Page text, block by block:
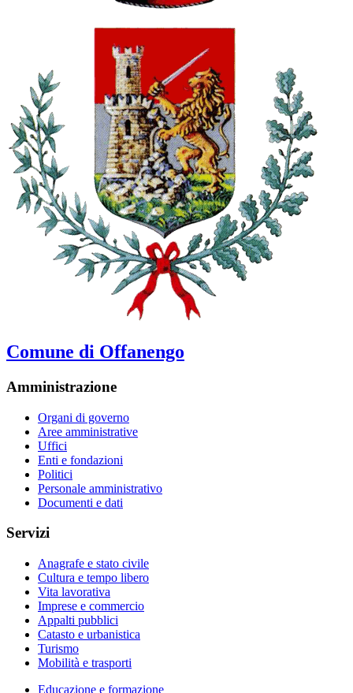
Comune di Offanengo
Amministrazione
Organi di governo
Aree amministrative
Uffici
Enti e fondazioni
Politici
Personale amministrativo
Documenti e dati
Servizi
Anagrafe e stato civile
Cultura e tempo libero
Vita lavorativa
Imprese e commercio
Appalti pubblici
Catasto e urbanistica
Turismo
Mobilità e trasporti
Educazione e formazione